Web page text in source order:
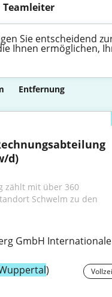
Teamleiter
Sie entscheidend
Ihnen ermöglichen,
Entfernung
d)
zählt mit über 360
Schwelm zu den
GmbH Internationale
)